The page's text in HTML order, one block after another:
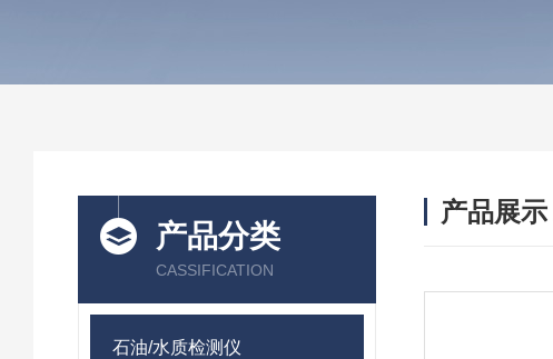
产品分类
CASSIFICATION
石油/水质检测仪
产品展示